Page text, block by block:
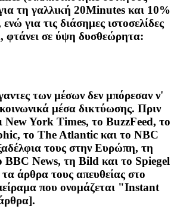
τη γαλλική 20Minutes και 10%
για τις διάσημες ιστοσελίδες
φτάνει σε ύψη δυσθεώρητα:
των μέσων δεν μπόρεσαν ν'
μέσα δικτύωσης. Πριν
New York Times, το BuzzFeed, το
το The Atlantic και το NBC
τους στην Ευρώπη, τη
News, τη Bild και το Spiegel
άρθρα τους απευθείας στο
που ονομάζεται "Instant